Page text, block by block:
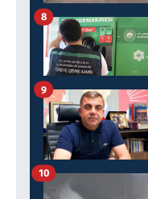
8
9
10